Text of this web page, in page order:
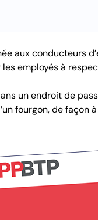
aux conducteurs
employés à
un endroit de
fourgon, de façon